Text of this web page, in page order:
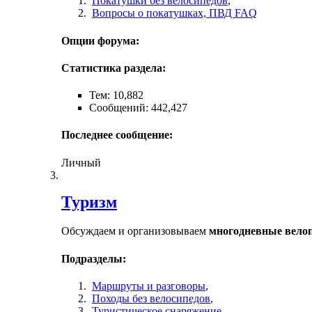
Вопросы о покатушках, ПВД FAQ
Опции форума:
Статистика раздела:
Тем: 10,882
Сообщений: 442,427
Последнее сообщение:
Личный
Туризм
Обсуждаем и организовываем многодневные
Подразделы:
Маршруты и разговоры,
Походы без велосипедов,